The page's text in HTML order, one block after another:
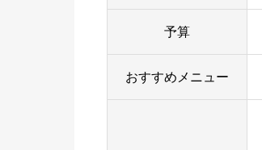
予算
おすすめメニュー